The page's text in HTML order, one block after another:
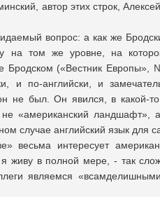
автор этих строк,
вопрос: а как же
на том же уровне, на
(«Вестник Европы»,
и по-английски, и
не был. Он явился, в какой-
«американский ландшафт»,
случае английский язык для
весьма интересует
живу в полной мере, - так
являемся